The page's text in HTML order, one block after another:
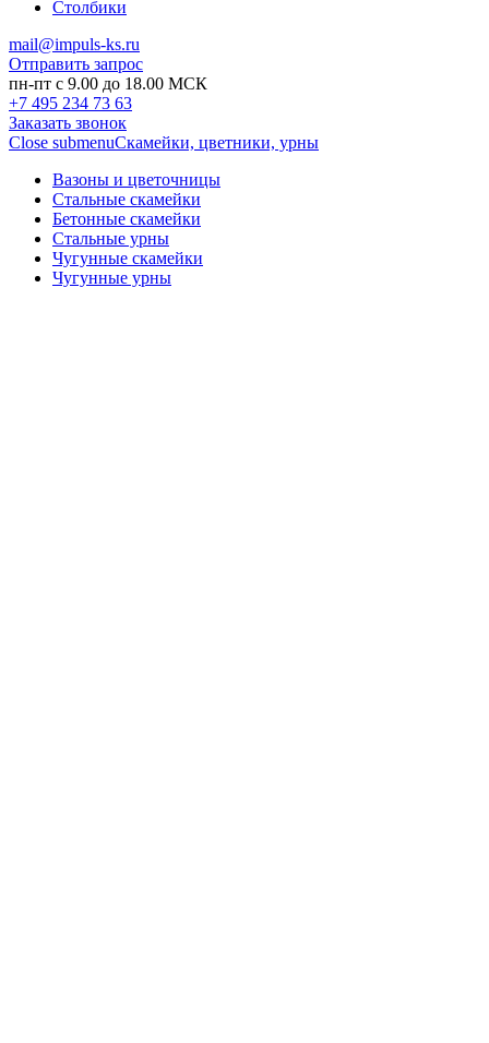
Столбики
mail@impuls-ks.ru
Отправить запрос
пн-пт с 9.00 до 18.00 МСК
+7 495 234 73 63
Заказать звонок
Close submenuСкамейки, цветники, урны
Вазоны и цветочницы
Стальные скамейки
Бетонные скамейки
Стальные урны
Чугунные скамейки
Чугунные урны